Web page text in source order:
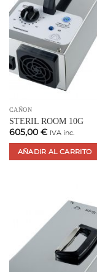
CAÑON
STERIL ROOM 10G
605,00 € IVA inc.
AÑADIR AL CARRITO